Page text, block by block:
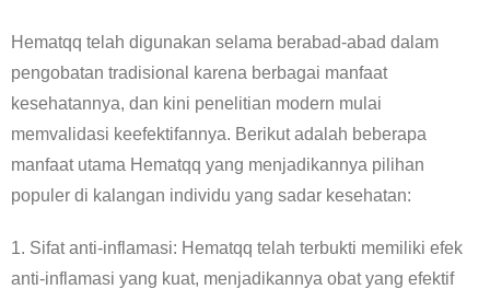
Hematqq telah digunakan selama berabad-abad dalam
pengobatan tradisional karena berbagai manfaat
kesehatannya, dan kini penelitian modern mulai
memvalidasi keefektifannya. Berikut adalah beberapa
manfaat utama Hematqq yang menjadikannya pilihan
populer di kalangan individu yang sadar kesehatan:
1. Sifat anti-inflamasi: Hematqq telah terbukti memiliki efek
anti-inflamasi yang kuat, menjadikannya obat yang efektif